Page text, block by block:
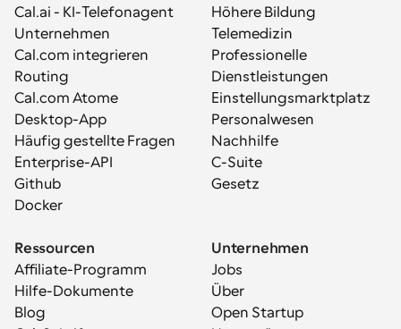
Cal.ai - KI-Telefonagent
Unternehmen
Cal.com integrieren
Routing
Cal.com Atome
Desktop-App
Häufig gestellte Fragen
Enterprise-API
Github
Docker
Höhere Bildung
Telemedizin
Professionelle
Dienstleistungen
Einstellungsmarktplatz
Personalwesen
Nachhilfe
C-Suite
Gesetz
Ressourcen
Affiliate-Programm
Hilfe-Dokumente
Blog
Unternehmen
Jobs
Über
Open Startup